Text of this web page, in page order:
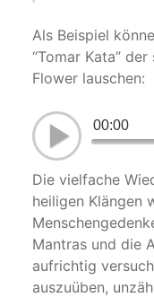
Als Beispiel
“Tomar Kata”
Flower lauschen:
00:00
Die vielfache
heiligen Klängen
Mantras und die
aufrichtig
auszuüben,